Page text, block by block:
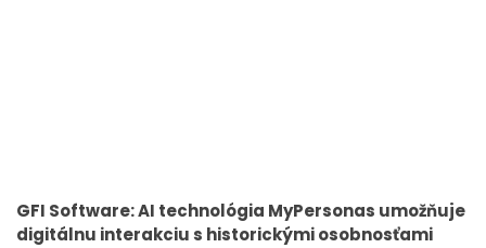
GFI Software: AI technológia MyPersonas umožňuje
digitálnu interakciu s historickými osobnosťami